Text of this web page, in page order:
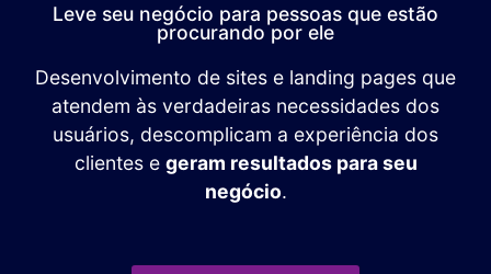
Leve seu negócio para pessoas que estão
procurando por ele
Desenvolvimento de sites e landing pages que
atendem às verdadeiras necessidades dos
usuários, descomplicam a experiência dos
clientes e geram resultados para seu
negócio.